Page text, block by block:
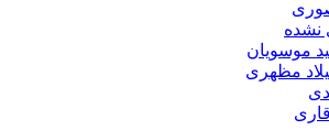
نشده
موسویان
مظهری